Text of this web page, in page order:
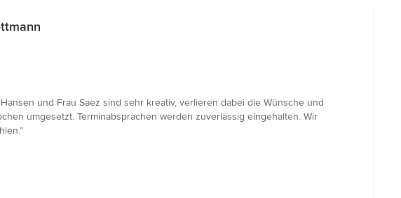
und Frau Saez sind sehr kreativ, verlieren dabei die Wünsche und
umgesetzt. Terminabsprachen werden zuverlässig eingehalten. Wir